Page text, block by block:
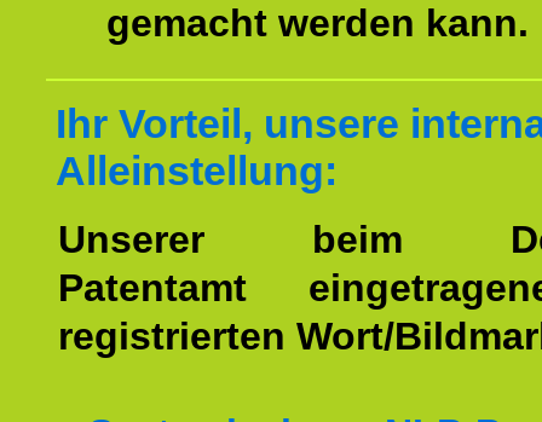
gemacht werden kann.
Ihr Vorteil, unsere
Alleinstellung:
Unserer beim
Patentamt
registrierten Wort/